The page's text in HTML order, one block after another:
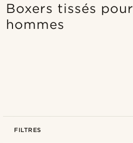
Boxers tissés pour
hommes
FILTRES